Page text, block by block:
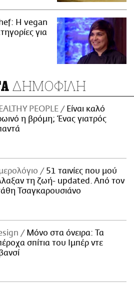
Η vegan
για
ΔΗΜΟΦΙΛΗ
PEOPLE
Είναι καλό
η βρόμη; Ένας γιατρός
51 ταινίες που μού
τη ζωή- updated. Aπό τον
Τσαγκαρουσιάνο
Μόνο στα όνειρα: Τα
σπίτια του Ιμπέρ ντε